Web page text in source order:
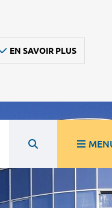
EN SAVOIR PLUS